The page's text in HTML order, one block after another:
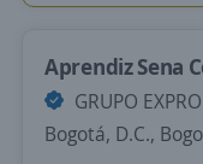
Aprendiz Sena
GRUPO EXPRO
Bogotá, D.C.,